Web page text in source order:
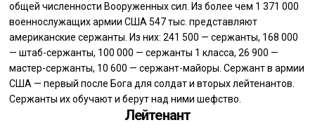
общей численности Вооруженных сил. Из более чем 1 371 000
военнослужащих армии США 547 тыс. представляют
американские сержанты. Из них: 241 500 — сержанты, 168 000
— штаб-сержанты, 100 000 — сержанты 1 класса, 26 900 —
мастер-сержанты, 10 600 — сержант-майоры. Сержант в армии
США — первый после Бога для солдат и вторых лейтенантов.
Сержанты их обучают и берут над ними шефство.
Лейтенант